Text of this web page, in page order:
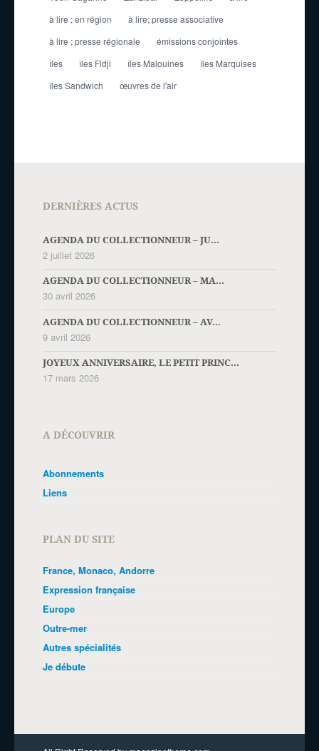
à lire ; en région
à lire; presse associative
à lire ; presse régionale
émissions conjointes
îles
îles Fidji îles Malouines
îles Marquises
îles Sandwich
œuvres de l'air
DERNIÈRES ACTUS
AGENDA DU COLLECTIONNEUR – JU...
2 juillet 2026
AGENDA DU COLLECTIONNEUR – MA...
30 avril 2026
AGENDA DU COLLECTIONNEUR – AV...
9 avril 2026
JOYEUX ANNIVERSAIRE, LE PETIT PRINC...
17 mars 2026
A DÉCOUVRIR
Abonnements
Liens
PLAN DU SITE
France, Monaco, Andorre
Expression française
Europe
Outre-mer
Autres spécialités
Je débute